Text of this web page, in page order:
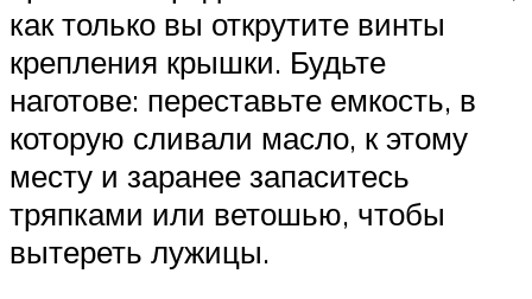
как только вы открутите винты
крепления крышки. Будьте
наготове: переставьте емкость, в
которую сливали масло, к этому
месту и заранее запаситесь
тряпками или ветошью, чтобы
вытереть лужицы.